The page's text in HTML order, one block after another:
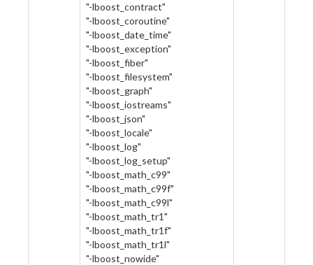
"-lboost_contract"
"-lboost_coroutine"
"-lboost_date_time"
"-lboost_exception"
"-lboost_fiber"
"-lboost_filesystem"
"-lboost_graph"
"-lboost_iostreams"
"-lboost_json"
"-lboost_locale"
"-lboost_log"
"-lboost_log_setup"
"-lboost_math_c99"
"-lboost_math_c99f"
"-lboost_math_c99l"
"-lboost_math_tr1"
"-lboost_math_tr1f"
"-lboost_math_tr1l"
"-lboost_nowide"